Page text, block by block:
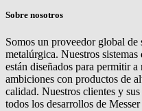
Sobre nosotros
Somos un proveedor global de
metalúrgica. Nuestros
están diseñados para permitir
ambiciones con productos de
calidad. Nuestros clientes y
todos los desarrollos de